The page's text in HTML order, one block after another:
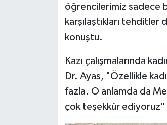
öğrencilerimiz sadece
karşılaştıkları
konuştu.
Kazı çalışmalarında
Dr. Ayas, "Özellikle
fazla. O anlamda da
çok teşekkür